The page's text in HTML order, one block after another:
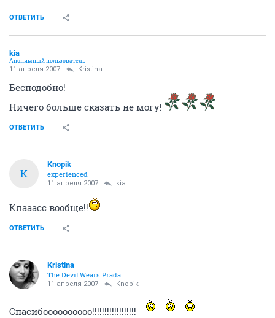
ОТВЕТИТЬ
kia
Анонимный пользователь
11 апреля 2007 Kristina
Бесподобно!
Ничего больше сказать не могу!
ОТВЕТИТЬ
K
Knopik
experienced
11 апреля 2007 kia
Клааасс вообще!!
ОТВЕТИТЬ
Kristina
The Devil Wears Prada
11 апреля 2007 Knopik
Спасибоооооооооо!!!!!!!!!!!!!!!!!!